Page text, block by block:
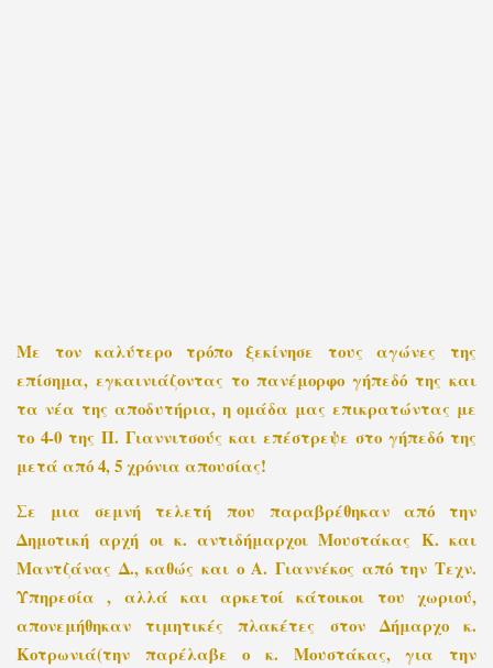
Με τον καλύτερο τρόπο ξεκίνησε τους αγώνες της
επίσημα, εγκαινιάζοντας το πανέμορφο γήπεδό της και
τα νέα της αποδυτήρια, η ομάδα μας επικρατώντας με
το 4-0 της Π. Γιαννιτσούς και επέστρεψε στο γήπεδό της
μετά από 4, 5 χρόνια απουσίας!
Σε μια σεμνή τελετή που παραβρέθηκαν από την
Δημοτική αρχή οι κ. αντιδήμαρχοι Μουστάκας Κ. και
Μαντζάνας Δ., καθώς και ο Α. Γιαννέκος από την Τεχν.
Υπηρεσία , αλλά και αρκετοί κάτοικοι του χωριού,
απονεμήθηκαν τιμητικές πλακέτες στον Δήμαρχο κ.
Κοτρωνιά(την παρέλαβε ο κ. Μουστάκας, για την